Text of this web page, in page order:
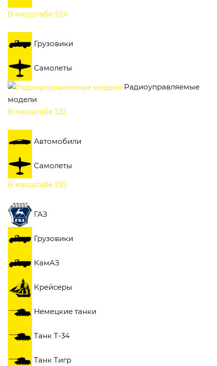
В масштабе 1:24
Грузовики
Самолеты
Радиоуправляемые
модели
В масштабе 1:32
Автомобили
Самолеты
В масштабе 1:35
ГАЗ
Грузовики
КамАЗ
Крейсеры
Немецкие танки
Танк Т-34
Танк Тигр